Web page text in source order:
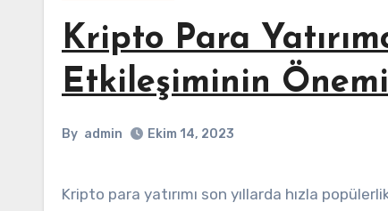
Kripto Para
Etkileşiminin Önemi
By admin Ekim 14, 2023
Kripto para yatırımı son yıllarda hızla popülerlik kazanan bir finansal faaliyet haline geldi. Piyasada yer alan